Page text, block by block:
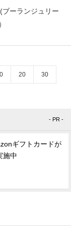
ーランジュリー
20 30
- PR -
ギフトカードが
施中